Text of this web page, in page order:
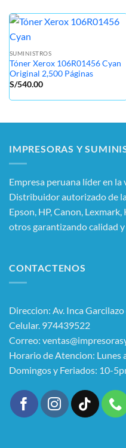
SUMINISTROS
Tóner Xerox 106R01456 Cyan
Original 2,500 Páginas
S/540.00
IMPRESORAS Y
Empresa peruana líder en
Distribuidor autorizado de
Epson, HP, Canon,
otros garantizando calidad y
CONTACTENOS
Direccion: Av. Inca
Celular. 974439522
Correo:
Horario de Atencion: Lunes
Domingos y Feriados: 10-